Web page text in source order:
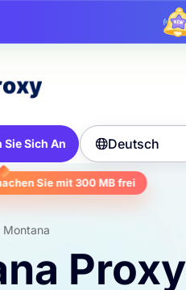
Sie Sich An
Sie mit300 MBfrei
Deutsch